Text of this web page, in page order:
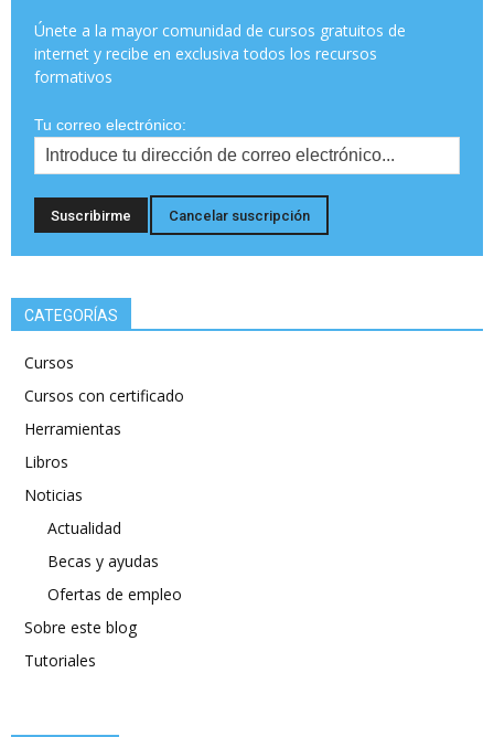
Únete a la mayor comunidad de cursos gratuitos de
internet y recibe en exclusiva todos los recursos
formativos
Tu correo electrónico:
CATEGORÍAS
Cursos
Cursos con certificado
Herramientas
Libros
Noticias
Actualidad
Becas y ayudas
Ofertas de empleo
Sobre este blog
Tutoriales